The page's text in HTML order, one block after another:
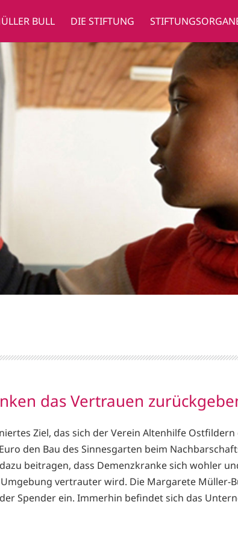
BULL DIE STIFTUNG
das Vertrauen
Ziel, das sich der Verein Altenhilfe
den Bau des Sinnesgarten beim
beitragen, dass Demenzkranke sich wohler
vertrauter wird. Die Margarete Müller-
Spender ein. Immerhin befindet sich das